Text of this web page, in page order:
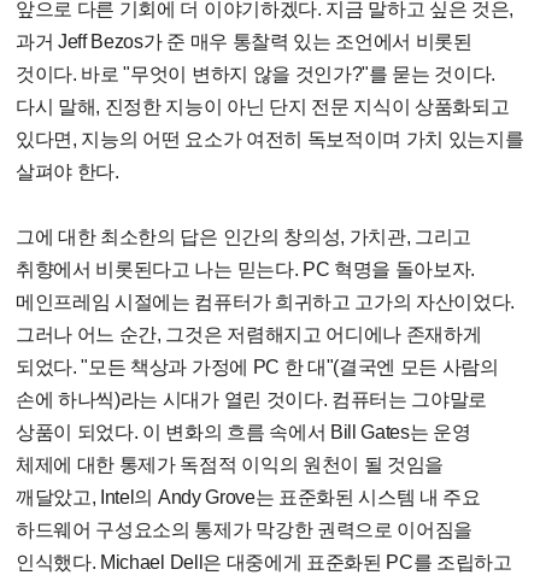
앞으로 다른 기회에 더 이야기하겠다. 지금 말하고 싶은 것은,
과거 Jeff Bezos가 준 매우 통찰력 있는 조언에서 비롯된
것이다. 바로 "무엇이 변하지 않을 것인가?"를 묻는 것이다.
다시 말해, 진정한 지능이 아닌 단지 전문 지식이 상품화되고
있다면, 지능의 어떤 요소가 여전히 독보적이며 가치 있는지를
살펴야 한다.
그에 대한 최소한의 답은 인간의 창의성, 가치관, 그리고
취향에서 비롯된다고 나는 믿는다. PC 혁명을 돌아보자.
메인프레임 시절에는 컴퓨터가 희귀하고 고가의 자산이었다.
그러나 어느 순간, 그것은 저렴해지고 어디에나 존재하게
되었다. "모든 책상과 가정에 PC 한 대"(결국엔 모든 사람의
손에 하나씩)라는 시대가 열린 것이다. 컴퓨터는 그야말로
상품이 되었다. 이 변화의 흐름 속에서 Bill Gates는 운영
체제에 대한 통제가 독점적 이익의 원천이 될 것임을
깨달았고, Intel의 Andy Grove는 표준화된 시스템 내 주요
하드웨어 구성요소의 통제가 막강한 권력으로 이어짐을
인식했다. Michael Dell은 대중에게 표준화된 PC를 조립하고